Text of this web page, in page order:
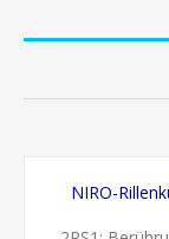
NIRO-